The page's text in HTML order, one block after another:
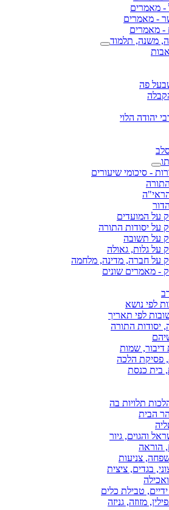
- מאמרים
- מאמרים
- מאמרים
משנה, תלמוד
פה
יהודה הלוי
- סיכומי שיעורים
על המועדים
על יסודות התורה
על תשובה
על גלות, גאולה
על חברה, מדינה, מלחמה
- מאמרים שונים
לפי נושא
לפי תאריך
יסודות התורה
דיבור, שמות
פסיקת הלכה
בית כנסת
תלויות בה
הבית
והגוים, גיור
הוראה
צניעות
בגדים, ציצית
טבילת כלים
מזוזה, גניזה